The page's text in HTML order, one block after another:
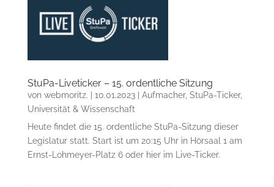
StuPa-Liveticker – 15. ordentliche Sitzung
von webmoritz. 10.01.2023| Aufmacher, StuPa-Ticker,
Universität & Wissenschaft
Heute findet die 15. ordentliche StuPa-Sitzung dieser
Legislatur statt. Start ist um 20:15 Uhr in Hörsaal 1 am
Ernst-Lohmeyer-Platz 6 oder hier im Live-Ticker.